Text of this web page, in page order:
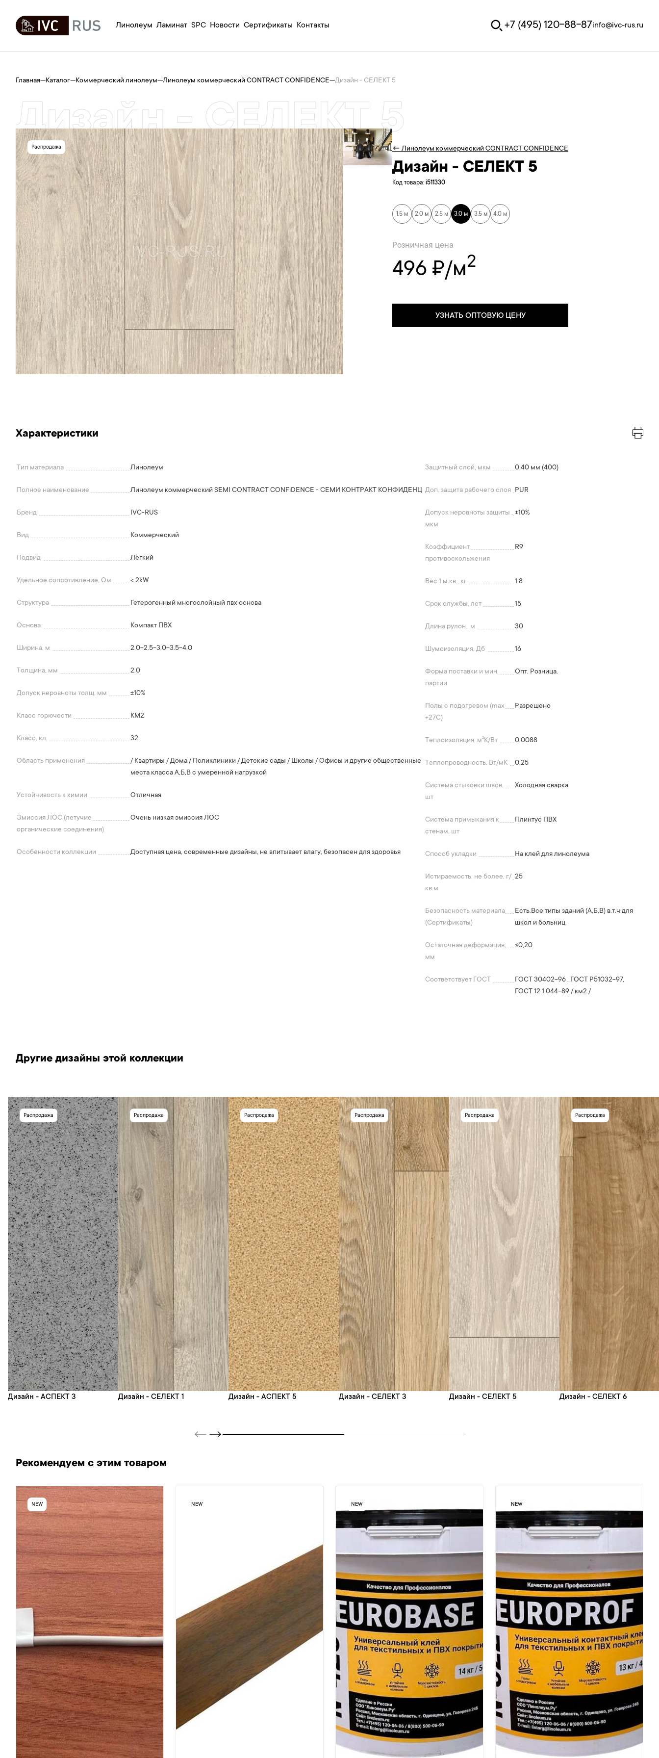
Линолеум Ламинат SPC Новости Сертификаты Контакты +7 (495) 120-88-87info@ivc-rus.ru
Главная—Каталог—Коммерческий линолеум—Линолеум коммерческий CONTRACT CONFIDENCE—Дизайн - СЕЛЕКТ 5
Дизайн - СЕЛЕКТ 5
Распродажа ← Линолеум коммерческий CONTRACT CONFIDENCE
Дизайн - СЕЛЕКТ 5
Код товара: i511330
1.5 м 2.0 м 2.5 м 3.0 м 3.5 м 4.0 м
Розничная цена
496 ₽/м2
УЗНАТЬ ОПТОВУЮ ЦЕНУ
Характеристики
Тип материала Линолеум
Полное наименование Линолеум коммерческий SEMI CONTRACT CONFiDENCE - СЕМИ КОНТРАКТ КОНФИДЕНЦ
Бренд IVC-RUS
Вид Коммерческий
Подвид Лёгкий
Удельное сопротивление, Ом < 2kW
Структура Гетерогенный многослойный пвх основа
Основа Компакт ПВХ
Ширина, м 2.0-2.5-3.0-3.5-4.0
Толщина, мм 2.0
Допуск неровноты толщ, мм +-10%
Класс горючести КМ2
Класс, кл. 32
Область применения
/ Квартиры / Дома / Поликлиники / Детские сады / Школы / Офисы и другие общественные
места класса А,Б,В с умеренной нагрузкой
Устойчивость к химии Отличная
Эмиссия ЛОС (летучие
органические соединения)
Очень низкая эмиссия ЛОС
Особенности коллекции Доступная цена, современные дизайны, не впитывает влагу, безопасен для здоровья
Защитный слой, мкм 0.40 мм (400)
Доп. защита рабочего слоя PUR
Допуск неровноты защиты ,
мкм
+-10%
Коэффициент
противоскольжения
R9
Вес 1 м.кв., кг 1.8
Срок службы, лет 15
Длина рулон., м 30
Шумоизоляция, Дб 16
Форма поставки и мин.
партии
Опт. Розница.
Полы с подогревом (max
+27C)
Разрешено
Теплоизоляция, м²K/Вт 0,0088
Теплопроводность, Вт/мК 0,25
Система стыковки швов,
шт
Холодная сварка
Система примыкания к
стенам, шт
Плинтус ПВХ
Способ укладки На клей для линолеума
Истираемость, не более, г/
кв.м
25
Безопасность материала
(Сертификаты)
Есть.Все типы зданий (А,Б,В) в.т.ч для
школ и больниц
Остаточная деформация,
мм
≤0,20
Соответствует ГОСТ
ГОСТ 30402-96 , ГОСТ P51032-97,
ГОСТ 12.1.044-89 / км2 /
Другие дизайны этой коллекции
Распродажа
Дизайн - АСПЕКТ 3
Распродажа
Дизайн - СЕЛЕКТ 1
Распродажа
Дизайн - АСПЕКТ 5
Распродажа
Дизайн - СЕЛЕКТ 3
Распродажа
Дизайн - СЕЛЕКТ 5
Распродажа
Дизайн - СЕЛЕКТ 6
Рекомендуем с этим товаром
NEW NEW NEW NEW